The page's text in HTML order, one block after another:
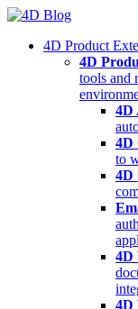
Skip
content4D Product
4D
tools and
4D
4D
to
4D
4D
4D